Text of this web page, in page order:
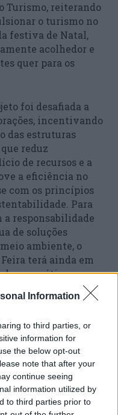
Information
to third parties, or
information for
the below opt-out
note that after your
continue seeing
information utilized by
to third parties prior to
Turismo, reiterando
o turismo no
festiva de Natal,
acolhedor e
quer para os
foi desafiada a
incentivando
das estruturas
reduz
de recursos e a
a eficiência no
com os princípios
Para
a responsabilidade
de soluções
ambiente, o
terá ainda em
energética,
quadra natalícia: de
às 00h00, em
de 2023
153.750,00 euros,
face a 2022, em